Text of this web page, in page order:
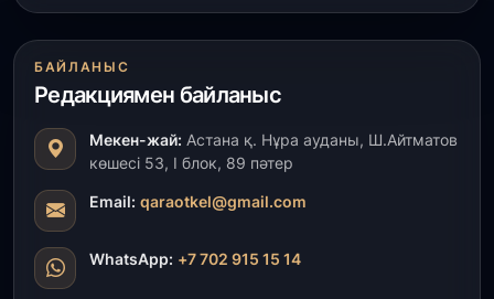
«Ауыл аманаты»: Түркістанда 30,2 млрд теңгеге
4 223 жоба қаржыландырылды
31 шілде, 2026
Президент тапсырмасы орындалды: Шардара
толық ауыз сумен қамтылды
30 шілде, 2026
Түркістанда «Арыс-2» және Темір ауылының
БАЙЛАНЫС
Редакциямен байланыс
Мекен-жай: Астана қ. Нұра ауданы, Ш.Айтматов
көшесі 53, І блок, 89 пәтер
Email: qaraotkel@gmail.com
WhatsApp: +7 702 915 15 14